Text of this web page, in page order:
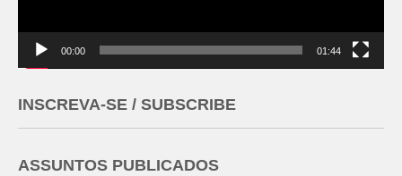
00:00 01:44
INSCREVA-SE / SUBSCRIBE
ASSUNTOS PUBLICADOS